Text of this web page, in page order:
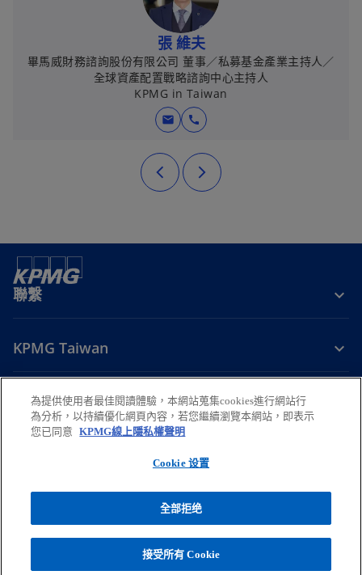
張 維夫
畢馬威財務諮詢股份有限公司 董事／私募基金產業主持人／
全球資產配置戰略諮詢中心主持人
KPMG in Taiwan
mail call
聯繫
KPMG Taiwan
掌握趨勢
在
籤
在
標
籤
中
啟
新
標
籤
中
啟
籤
籤
隱私權無障礙瀏覽
© 2026 安侯建業聯合會計師事務所，係中華民國法律下之合夥組織暨與
更多有關 KPMG 全球組織架構之詳細資訊，請
https://kpmg.com/governance在
.
為提供使用者最佳閱讀體驗，本網站蒐集cookies進行網站行
為分析，以持續優化網頁內容，若您繼續瀏覽本網站，即表示
您已同意
KPMG線上隱私權聲明
Cookie 设置
全部拒绝
接受所有 Cookie